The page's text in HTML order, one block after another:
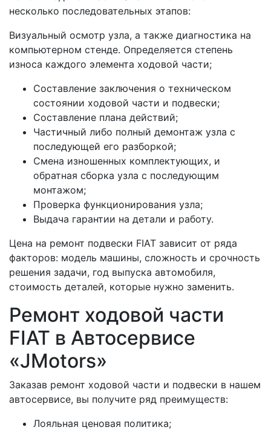
несколько последовательных этапов:
Визуальный осмотр узла, а также диагностика на
компьютерном стенде. Определяется степень
износа каждого элемента ходовой части;
Составление заключения о техническом
состоянии ходовой части и подвески;
Составление плана действий;
Частичный либо полный демонтаж узла с
последующей его разборкой;
Смена изношенных комплектующих, и
обратная сборка узла с последующим
монтажом;
Проверка функционирования узла;
Выдача гарантии на детали и работу.
Цена на ремонт подвески FIAT зависит от ряда
факторов: модель машины, сложность и срочность
решения задачи, год выпуска автомобиля,
стоимость деталей, которые нужно заменить.
Ремонт ходовой части
FIAT в Автосервисе
«JMotors»
Заказав ремонт ходовой части и подвески в нашем
автосервисе, вы получите ряд преимуществ:
Лояльная ценовая политика;